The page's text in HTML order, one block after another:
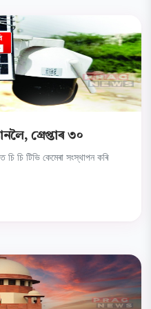
গ্ৰেপ্তাৰ ৩০
চি টিভি কেমেৰা সংস্থাপন কৰি